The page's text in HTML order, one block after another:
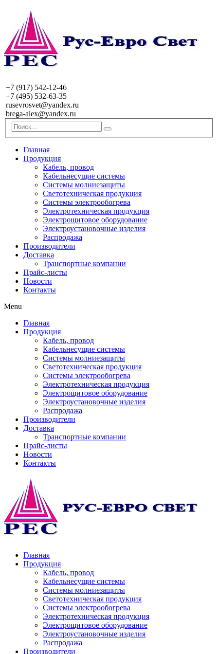
+7 (917) 542-12-46
+7 (495) 532-63-35
rusevrosvet@yandex.ru
brega-alex@yandex.ru
Главная
Продукция
Кабель, провод
Кабельнесущие системы
Системы молниезащиты
Светотехническая продукция
Системы электрообогрева
Электротехническая продукция
Электрощитовое оборудование
Электроустановочные изделия
Распродажа
Производители
Доставка
Транспортные компании
Прайс-листы
Новости
Контакты
Menu
Главная
Продукция
Кабель, провод
Кабельнесущие системы
Системы молниезащиты
Светотехническая продукция
Системы электрообогрева
Электротехническая продукция
Электрощитовое оборудование
Электроустановочные изделия
Распродажа
Производители
Доставка
Транспортные компании
Прайс-листы
Новости
Контакты
Главная
Продукция
Кабель, провод
Кабельнесущие системы
Системы молниезащиты
Светотехническая продукция
Системы электрообогрева
Электротехническая продукция
Электрощитовое оборудование
Электроустановочные изделия
Распродажа
Производители